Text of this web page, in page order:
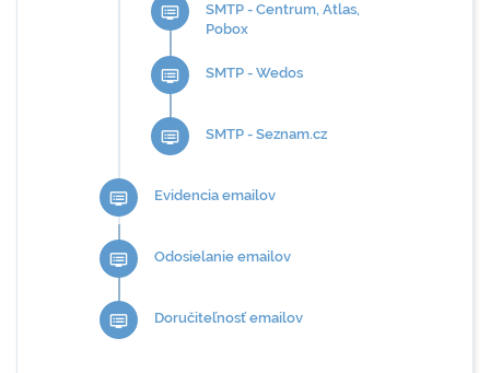
dvr
SMTP - Centrum, Atlas,
Pobox
dvr SMTP - Wedos
dvr SMTP - Seznam.cz
dvr Evidencia emailov
dvr Odosielanie emailov
dvr Doručiteľnosť emailov